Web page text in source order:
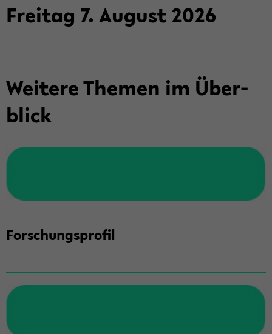
Frei­tag 7. Au­gust2026
Wei­te­re The­men im Über­
blick
For­schungs­pro­fil